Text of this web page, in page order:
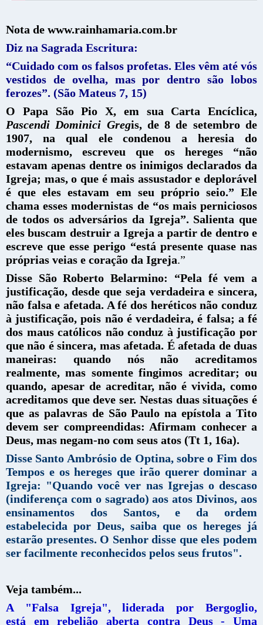
Nota de www.rainhamaria.com.br
Diz na Sagrada Escritura:
“Cuidado com os falsos profetas. Eles vêm até vós
vestidos de ovelha, mas por dentro são lobos
ferozes”. (São Mateus 7, 15)
O Papa São Pio X, em sua Carta Encíclica,
Pascendi Dominici Gregis, de 8 de setembro de
1907, na qual ele condenou a heresia do
modernismo, escreveu que os hereges
“não
estavam apenas dentre os inimigos declarados da
Igreja; mas, o que é mais assustador e deplorável
é que eles estavam em seu próprio seio.” Ele
chama esses modernistas de “os mais perniciosos
de todos os adversários da Igreja”. Salienta que
eles buscam destruir a Igreja a partir de dentro e
escreve que esse perigo “está presente quase nas
próprias veias e coração da Igreja.”
Disse São Roberto Belarmino: “Pela fé vem a
justificação, desde que seja verdadeira e sincera,
não falsa e afetada. A fé dos heréticos não conduz
à justificação, pois não é verdadeira, é falsa; a fé
dos maus católicos não conduz à justificação por
que não é sincera, mas afetada. É afetada de duas
maneiras: quando nós não acreditamos
realmente, mas somente fingimos acreditar; ou
quando, apesar de acreditar, não é vivida, como
acreditamos que deve ser. Nestas duas situações é
que as palavras de São Paulo na epístola a Tito
devem ser compreendidas: Afirmam conhecer a
Deus, mas negam-no com seus atos (Tt 1, 16a).
Disse Santo Ambrósio de Optina, sobre o Fim dos
Tempos e os hereges que irão querer dominar a
Igreja: "Quando você ver nas Igrejas o descaso
(indiferença com o sagrado) aos atos Divinos, aos
ensinamentos dos Santos, e da ordem
estabelecida por Deus, saiba que os hereges já
estarão presentes. O Senhor disse que eles podem
ser facilmente reconhecidos pelos seus frutos".
Veja também...
A "Falsa Igreja", liderada por Bergoglio,
está em rebelião aberta contra Deus - Uma